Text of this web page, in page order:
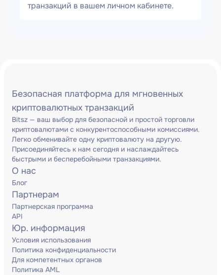
транзакций в вашем личном кабинете.
Безопасная платформа для мгновенных
криптовалютных транзакций
Bitsz — ваш выбор для безопасной и простой торговли
криптовалютами с конкурентоспособными комиссиями.
Легко обменивайте одну криптовалюту на другую.
Присоединяйтесь к нам сегодня и наслаждайтесь
быстрыми и бесперебойными транзакциями.
О нас
Блог
Партнерам
Партнерская программа
API
Юр. информация
Условия использования
Политика конфиденциальности
Для компетентных органов
Политика AML